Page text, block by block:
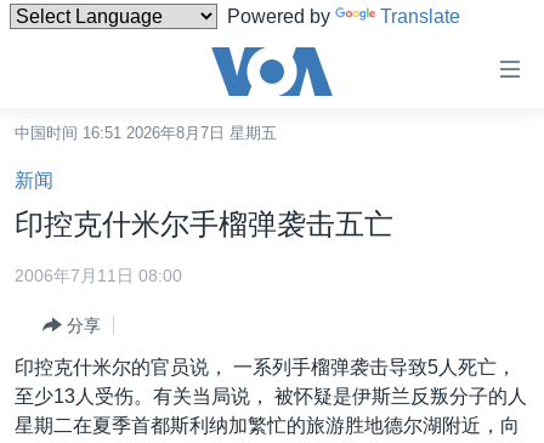
Powered by Translate
碍
链
接
跳
转
容
跳
转
中国
港澳
国际
最新国际新闻
分类新闻
中国时间 16:51 2026年8月7日 星期五
新闻
印控克什米尔手榴弹袭击五亡
2006年7月11日 08:00
分享
印控克什米尔的官员说， 一系列手榴弹袭击导致5人死亡，
至少13人受伤。有关当局说， 被怀疑是伊斯兰反叛分子的人
星期二在夏季首都斯利纳加繁忙的旅游胜地德尔湖附近，向